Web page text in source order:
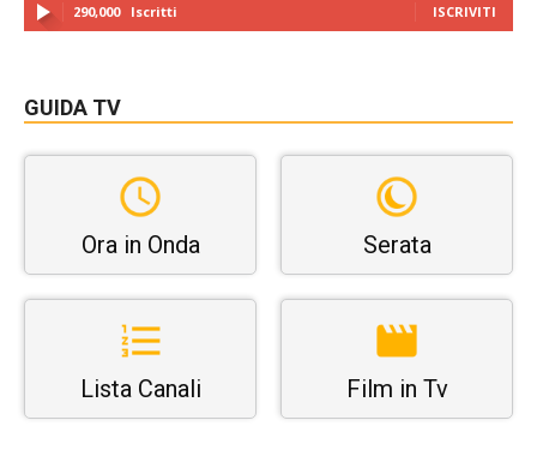
290,000 Iscritti ISCRIVITI
GUIDA TV
Ora in Onda Serata
Lista Canali Film in Tv